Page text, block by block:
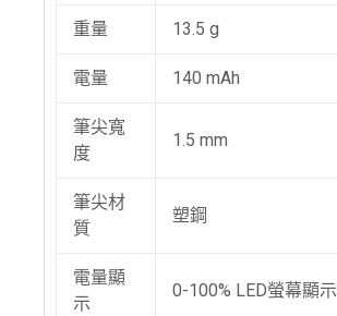
重量 13.5 g
電量 140 mAh
筆尖寬
度
1.5 mm
筆尖材
質
塑鋼
電量顯
示
0-100% LED螢幕顯示